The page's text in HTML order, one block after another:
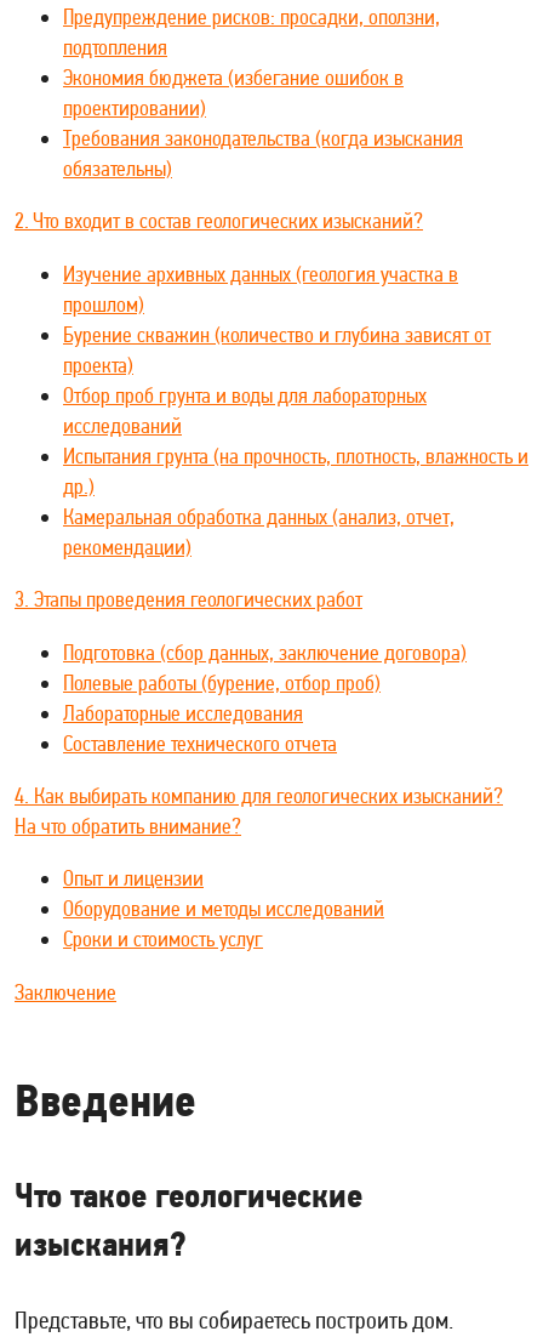
Предупреждение рисков: просадки, оползни,
подтопления
Экономия бюджета (избегание ошибок в
проектировании)
Требования законодательства (когда изыскания
обязательны)
2. Что входит в состав геологических изысканий?
Изучение архивных данных (геология участка в
прошлом)
Бурение скважин (количество и глубина зависят от
проекта)
Отбор проб грунта и воды для лабораторных
исследований
Испытания грунта (на прочность, плотность, влажность и
др.)
Камеральная обработка данных (анализ, отчет,
рекомендации)
3. Этапы проведения геологических работ
Подготовка (сбор данных, заключение договора)
Полевые работы (бурение, отбор проб)
Лабораторные исследования
Составление технического отчета
4. Как выбирать компанию для геологических изысканий?
На что обратить внимание?
Опыт и лицензии
Оборудование и методы исследований
Сроки и стоимость услуг
Заключение
Введение
Что такое геологические
изыскания?
Представьте, что вы собираетесь построить дом.